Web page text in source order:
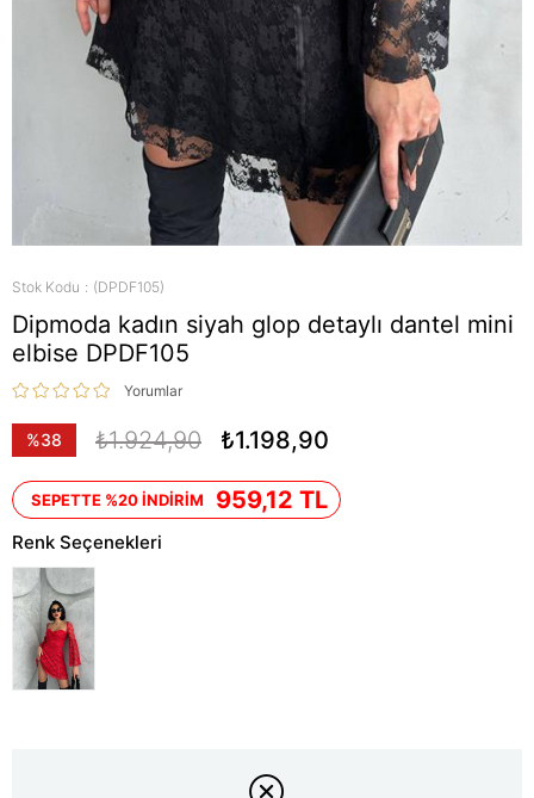
Stok Kodu (DPDF105)
Dipmoda kadın siyah glop detaylı dantel mini
elbise DPDF105
Yorumlar
%38
₺1.924,90 ₺1.198,90
SEPETTE %20 İNDİRİM 959,12 TL
Renk Seçenekleri